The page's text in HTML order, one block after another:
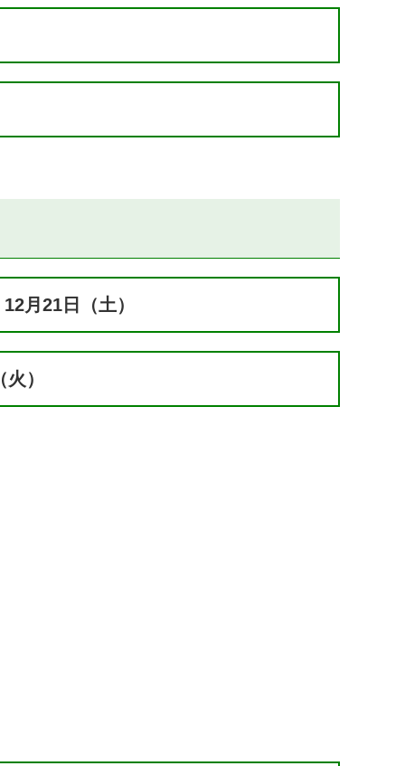
月21日（土）
）